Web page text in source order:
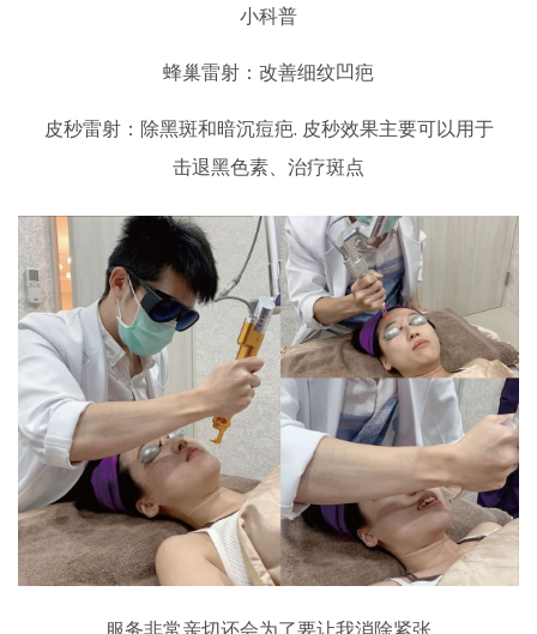
小科普
蜂巢雷射：改善细纹凹疤
皮秒雷射：除黑斑和暗沉痘疤. 皮秒效果主要可以用于
击退黑色素、治疗斑点